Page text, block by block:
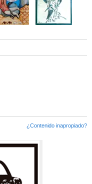
¿Contenido inapropiado?